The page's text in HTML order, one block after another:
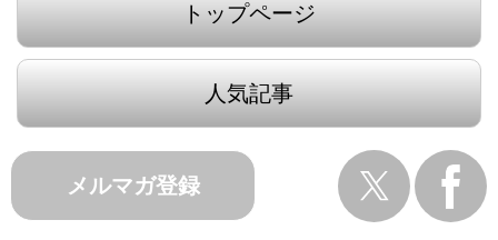
トップページ
人気記事
メルマガ登録